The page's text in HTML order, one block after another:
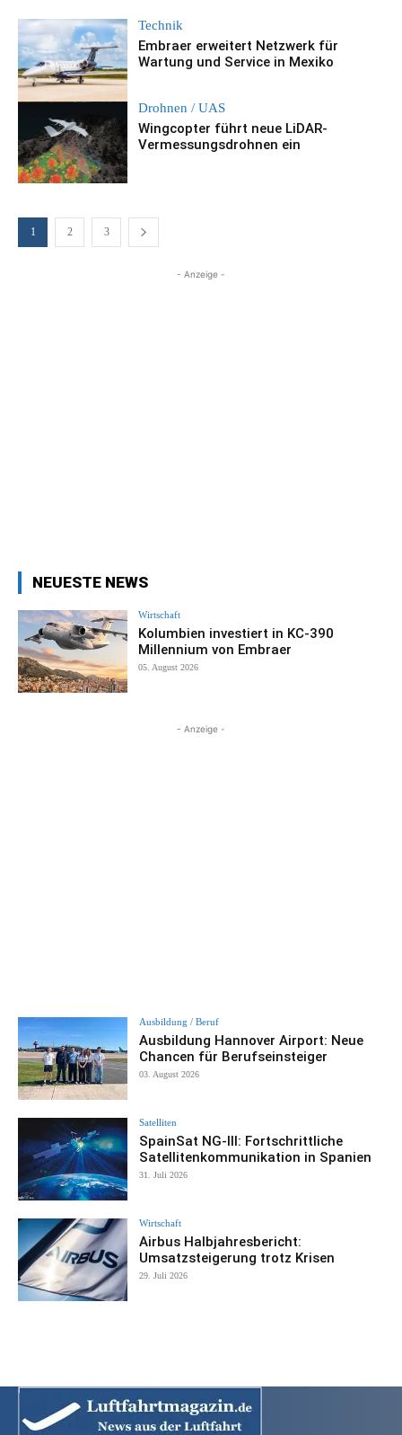
Technik
Embraer erweitert Netzwerk für
Wartung und Service in Mexiko
Drohnen / UAS
Wingcopter führt neue LiDAR-
Vermessungsdrohnen ein
1 2 3
- Anzeige -
NEUESTE NEWS
Wirtschaft
Kolumbien investiert in KC-390
Millennium von Embraer
05. August 2026
- Anzeige -
Ausbildung / Beruf
Ausbildung Hannover Airport: Neue
Chancen für Berufseinsteiger
03. August 2026
Satelliten
SpainSat NG-III: Fortschrittliche
Satellitenkommunikation in Spanien
31. Juli 2026
Wirtschaft
Airbus Halbjahresbericht:
Umsatzsteigerung trotz Krisen
29. Juli 2026